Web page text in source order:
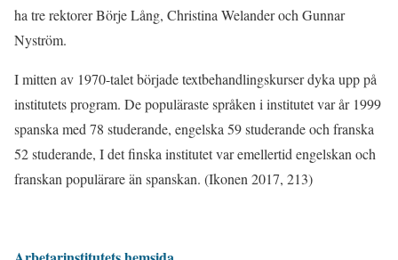
ha tre rektorer Börje Lång, Christina Welander och Gunnar
Nyström.
I mitten av 1970-talet började textbehandlingskurser dyka upp på
institutets program. De populäraste språken i institutet var år 1999
spanska med 78 studerande, engelska 59 studerande och franska
52 studerande, I det finska institutet var emellertid engelskan och
franskan populärare än spanskan. (Ikonen 2017, 213)